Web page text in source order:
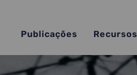
Publicações Recursos